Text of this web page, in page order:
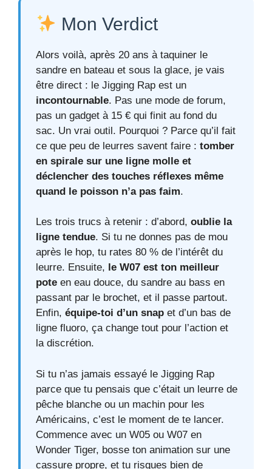
Mon Verdict
Alors voilà, après 20 ans à taquiner le
sandre en bateau et sous la glace, je vais
être direct : le Jigging Rap est un
incontournable. Pas une mode de forum,
pas un gadget à 15 € qui finit au fond du
sac. Un vrai outil. Pourquoi ? Parce qu’il fait
ce que peu de leurres savent faire : tomber
en spirale sur une ligne molle et
déclencher des touches réflexes même
quand le poisson n’a pas faim.
Les trois trucs à retenir : d’abord, oublie la
ligne tendue. Si tu ne donnes pas de mou
après le hop, tu rates 80 % de l’intérêt du
leurre. Ensuite, le W07 est ton meilleur
pote en eau douce, du sandre au bass en
passant par le brochet, et il passe partout.
Enfin, équipe-toi d’un snap et d’un bas de
ligne fluoro, ça change tout pour l’action et
la discrétion.
Si tu n’as jamais essayé le Jigging Rap
parce que tu pensais que c’était un leurre de
pêche blanche ou un machin pour les
Américains, c’est le moment de te lancer.
Commence avec un W05 ou W07 en
Wonder Tiger, bosse ton animation sur une
cassure propre, et tu risques bien de